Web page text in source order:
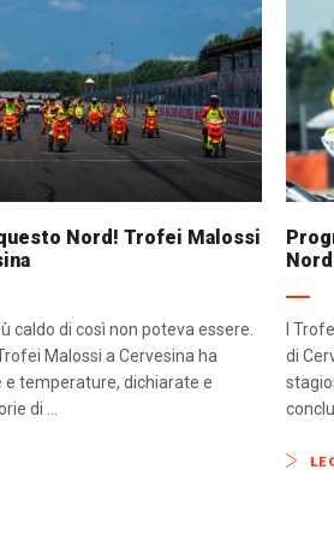
Nord! Trofei Malossi
caldo di così non poteva essere.
Malossi a Cervesina ha
temperature, dichiarate e
di ...
I
di